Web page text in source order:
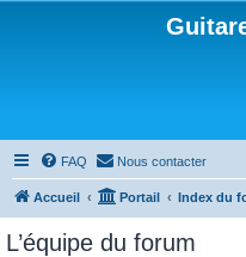
FAQ Nous contacter
Accueil Portail Index du
L’équipe du forum